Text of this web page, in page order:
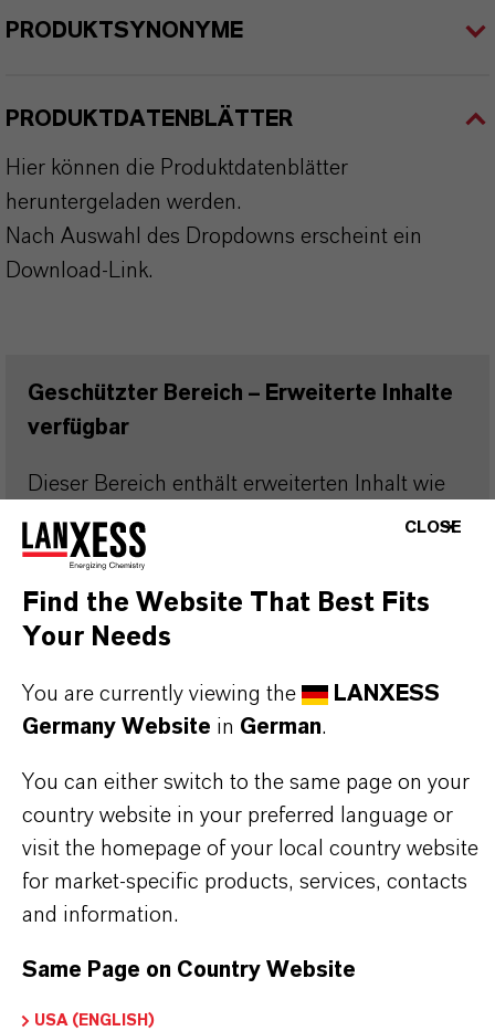
PRODUKTSYNONYME
PRODUKTDATENBLÄTTER
Hier können die Produktdatenblätter
heruntergeladen werden.
Nach Auswahl des Dropdowns erscheint ein
Download-Link.
Geschützter Bereich – Erweiterte Inhalte
verfügbar
Dieser Bereich enthält erweiterten Inhalt wie
technische Datenblätter (TDS),
Sicherheitsdatenblätter (SDS), exklusive
Downloads oder weiterführende
Informationen.
sich, um Zugriff auf die Inhalte zu erhalten.
ANMELDUNG FÜR DEN GESCHÜTZTEN BEREICH
DARUMLANXESS!
CLOSE
Find the Website That Best Fits
Your Needs
You are currently viewing the
LANXESS
Germany Website in German.
You can either switch to the same page on your
country website in your preferred language or
visit the homepage of your local country website
for market-specific products, services, contacts
and information.
Same Page on Country Website
USA (ENGLISH)